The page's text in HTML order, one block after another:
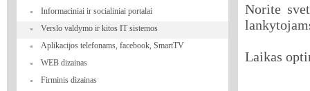
Informaciniai ir socialiniai portalai
Verslo valdymo ir kitos IT sistemos
Aplikacijos telefonams, facebook, SmartTV
WEB dizainas
Firminis dizainas
Norite
Laikas